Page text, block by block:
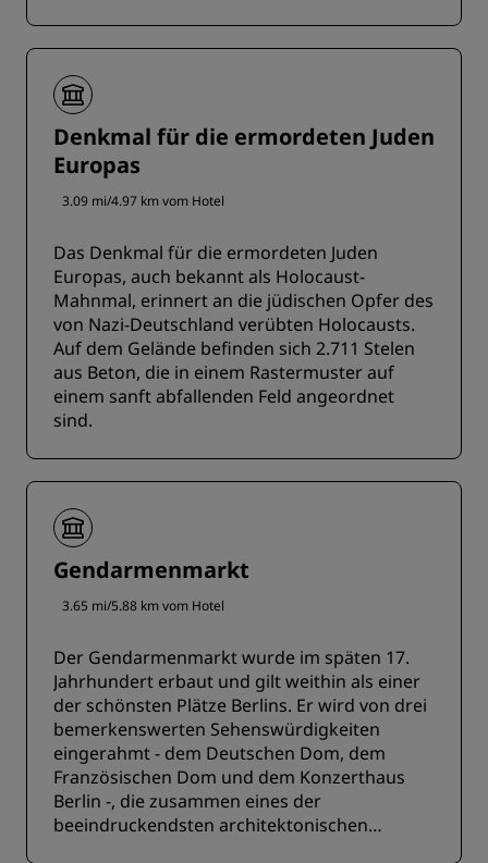
Denkmal für die ermordeten Juden
Europas
3.09 mi/4.97 km vom Hotel
Das Denkmal für die ermordeten Juden
Europas, auch bekannt als Holocaust-
Mahnmal, erinnert an die jüdischen Opfer des
von Nazi-Deutschland verübten Holocausts.
Auf dem Gelände befinden sich 2.711 Stelen
aus Beton, die in einem Rastermuster auf
einem sanft abfallenden Feld angeordnet
sind.
Gendarmenmarkt
3.65 mi/5.88 km vom Hotel
Der Gendarmenmarkt wurde im späten 17.
Jahrhundert erbaut und gilt weithin als einer
der schönsten Plätze Berlins. Er wird von drei
bemerkenswerten Sehenswürdigkeiten
eingerahmt - dem Deutschen Dom, dem
Französischen Dom und dem Konzerthaus
Berlin -, die zusammen eines der
beeindruckendsten architektonischen